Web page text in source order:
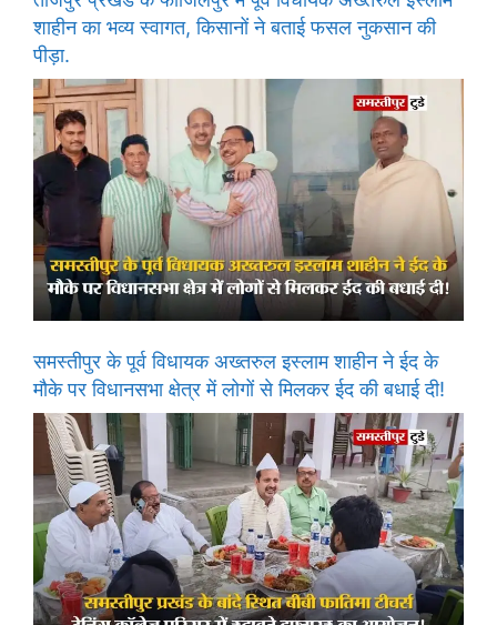
शाहीन का भव्य स्वागत, किसानों ने बताई फसल नुकसान की
पीड़ा.
समस्तीपुर के पूर्व विधायक अख्तरुल इस्लाम शाहीन ने ईद के
मौके पर विधानसभा क्षेत्र में लोगों से मिलकर ईद की बधाई दी!